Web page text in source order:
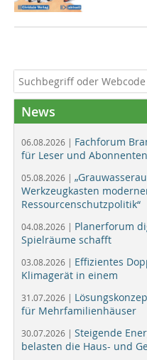
News
06.08.2026 | Fachforum
für Leser und Abonnenten
05.08.2026 |
Werkzeugkasten
Ressourcenschutzpolitik“
04.08.2026 | Planerforum
Spielräume schafft
03.08.2026 | Effizientes
Klimagerät in einem
31.07.2026 |
für Mehrfamilienhäuser
30.07.2026 | Steigende
belasten die Haus- und